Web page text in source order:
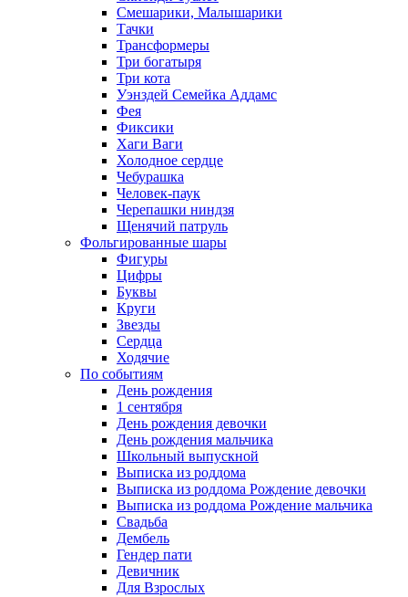
Смешарики, Малышарики
Тачки
Трансформеры
Три богатыря
Три кота
Уэнздей Семейка Аддамс
Фея
Фиксики
Хаги Ваги
Холодное сердце
Чебурашка
Человек-паук
Черепашки ниндзя
Щенячий патруль
Фольгированные шары
Фигуры
Цифры
Буквы
Круги
Звезды
Сердца
Ходячие
По событиям
День рождения
1 сентября
День рождения девочки
День рождения мальчика
Школьный выпускной
Выписка из роддома
Выписка из роддома Рождение девочки
Выписка из роддома Рождение мальчика
Свадьба
Дембель
Гендер пати
Девичник
Для Взрослых